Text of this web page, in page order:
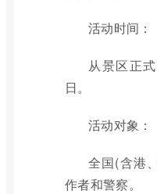
活动时间：
从景区正
日。
活动对象：
全国(含港
作者和警察。